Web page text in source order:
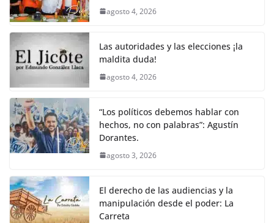
agosto 4, 2026
Las autoridades y las elecciones ¡la
maldita duda!
agosto 4, 2026
“Los políticos debemos hablar con
hechos, no con palabras”: Agustín
Dorantes.
agosto 3, 2026
El derecho de las audiencias y la
manipulación desde el poder: La
Carreta